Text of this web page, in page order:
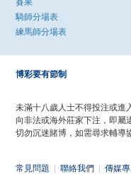
賽果
騎師分場表
練馬師分場表
博彩要有節制
未滿十八歲人士不得投注或進
向非法或海外莊家下注，即屬
切勿沉迷賭博，如需尋求輔導
常見問題 聯絡我們 傳媒